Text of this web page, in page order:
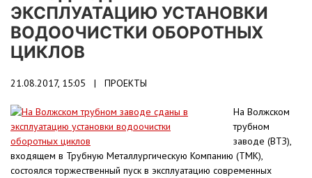
ЭКСПЛУАТАЦИЮ УСТАНОВКИ
ВОДООЧИСТКИ ОБОРОТНЫХ
ЦИКЛОВ
21.08.2017, 15:05 | ПРОЕКТЫ
На Волжском
трубном
заводе (ВТЗ),
входящем в Трубную Металлургическую Компанию (ТМК),
состоялся торжественный пуск в эксплуатацию современных